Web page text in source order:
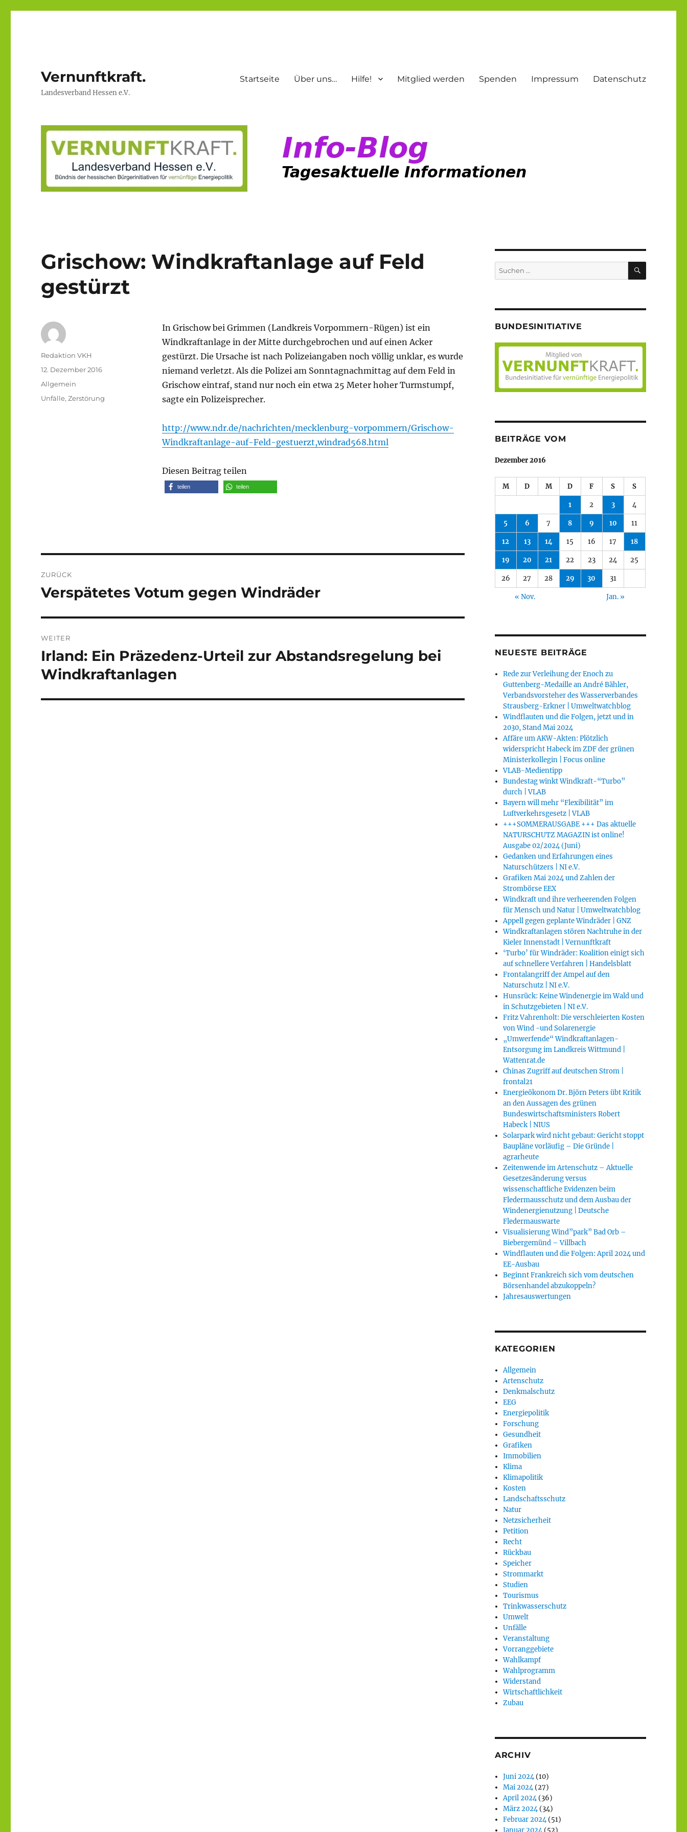
Vernunftkraft.
Landesverband Hessen e.V.
Startseite Über uns… Hilfe! Mitglied werden Spenden Impressum Datenschutz
Grischow: Windkraftanlage auf Feld
gestürzt
In Grischow bei Grimmen (Landkreis Vorpommern-Rügen) ist ein
Windkraftanlage in der Mitte durchgebrochen und auf einen Acker
gestürzt. Die Ursache ist nach Polizeiangaben noch völlig unklar, es wurde
niemand verletzt. Als die Polizei am Sonntagnachmittag auf dem Feld in
Grischow eintraf, stand nur noch ein etwa 25 Meter hoher Turmstumpf,
sagte ein Polizeisprecher.
http://www.ndr.de/nachrichten/mecklenburg-vorpommern/Grischow-
Windkraftanlage-auf-Feld-gestuerzt,windrad568.html
Diesen Beitrag teilen
teilen teilen
Autor
Redaktion VKH
Veröffentlicht
am
12. Dezember 2016
Kategorien
Allgemein
Schlagwörter
Unfälle,Zerstörung
ZURÜCK
Vorheriger
Verspätetes Votum gegen Windräder
WEITER
Nächster
Beitrag:
Irland: Ein Präzedenz-Urteil zur Abstandsregelung bei
Windkraftanlagen
Suche
nach:
SUCHEN
BUNDESINITIATIVE
BEITRÄGE VOM
Dezember 2016
M D M D F S S
1 2 3 4
5 6 7 8 9 10 11
12 13 14 15 16 17 18
19 20 21 22 23 24 25
26 27 28 29 30 31
« Nov. Jan. »
NEUESTE BEITRÄGE
Rede zur Verleihung der Enoch zu
Guttenberg-Medaille an André Bähler,
Verbandsvorsteher des Wasserverbandes
Strausberg-Erkner | Umweltwatchblog
Windflauten und die Folgen, jetzt und in
2030, Stand Mai 2024
Affäre um AKW-Akten: Plötzlich
widerspricht Habeck im ZDF der grünen
Ministerkollegin | Focus online
VLAB-Medientipp
Bundestag winkt Windkraft-“Turbo”
durch | VLAB
Bayern will mehr “Flexibilität” im
Luftverkehrsgesetz | VLAB
+++SOMMERAUSGABE +++ Das aktuelle
NATURSCHUTZ MAGAZIN ist online!
Ausgabe 02/2024 (Juni)
Gedanken und Erfahrungen eines
Naturschützers | NI e.V.
Grafiken Mai 2024 und Zahlen der
Strombörse EEX
Windkraft und ihre verheerenden Folgen
für Mensch und Natur | Umweltwatchblog
Appell gegen geplante Windräder | GNZ
Windkraftanlagen stören Nachtruhe in der
Kieler Innenstadt | Vernunftkraft
‘Turbo’ für Windräder: Koalition einigt sich
auf schnellere Verfahren | Handelsblatt
Frontalangriff der Ampel auf den
Naturschutz | NI e.V.
Hunsrück: Keine Windenergie im Wald und
in Schutzgebieten | NI e.V.
Fritz Vahrenholt: Die verschleierten Kosten
von Wind -und Solarenergie
„Umwerfende“ Windkraftanlagen-
Entsorgung im Landkreis Wittmund |
Wattenrat.de
Chinas Zugriff auf deutschen Strom |
frontal21
Energieökonom Dr. Björn Peters übt Kritik
an den Aussagen des grünen
Bundeswirtschaftsministers Robert
Habeck | NIUS
Solarpark wird nicht gebaut: Gericht stoppt
Baupläne vorläufig – Die Gründe |
agrarheute
Zeitenwende im Artenschutz – Aktuelle
Gesetzesänderung versus
wissenschaftliche Evidenzen beim
Fledermausschutz und dem Ausbau der
Windenergienutzung | Deutsche
Fledermauswarte
Visualisierung Wind”park” Bad Orb –
Biebergemünd – Villbach
Windflauten und die Folgen: April 2024 und
EE-Ausbau
Beginnt Frankreich sich vom deutschen
Börsenhandel abzukoppeln?
Jahresauswertungen
KATEGORIEN
Allgemein
Artenschutz
Denkmalschutz
EEG
Energiepolitik
Forschung
Gesundheit
Grafiken
Immobilien
Klima
Klimapolitik
Kosten
Landschaftsschutz
Natur
Netzsicherheit
Petition
Recht
Rückbau
Speicher
Strommarkt
Studien
Tourismus
Trinkwasserschutz
Umwelt
Unfälle
Veranstaltung
Vorranggebiete
Wahlkampf
Wahlprogramm
Widerstand
Wirtschaftlichkeit
Zubau
ARCHIV
Juni 2024(10)
Mai 2024(27)
April 2024(36)
März 2024(34)
Februar 2024(51)